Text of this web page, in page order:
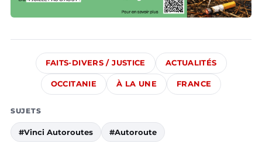
FAITS-DIVERS / JUSTICE ACTUALITÉS
OCCITANIE À LA UNE FRANCE
SUJETS
#Vinci Autoroutes #Autoroute